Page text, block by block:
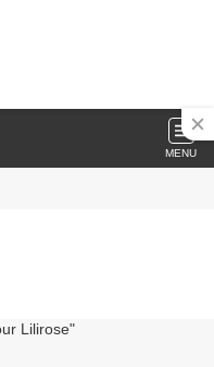
MENU